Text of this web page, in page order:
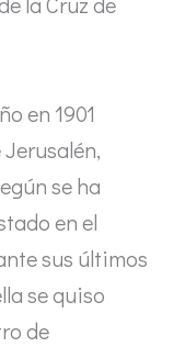
en 1901
se ha
en el
sus últimos
se quiso
de